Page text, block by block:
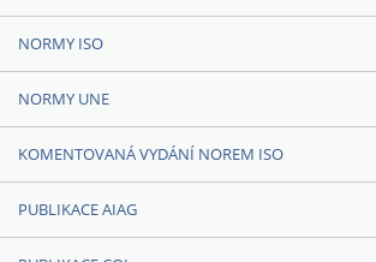
NORMY ISO
NORMY UNE
KOMENTOVANÁ VYDÁNÍ NOREM ISO
PUBLIKACE AIAG